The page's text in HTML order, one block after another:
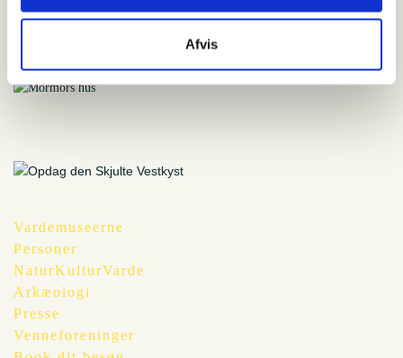
Afvis
Vardemuseerne
Personer
NaturKulturVarde
Arkæologi
Presse
Venneforeninger